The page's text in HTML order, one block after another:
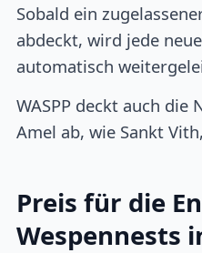
Sobald ein
abdeckt, wird jede
automatisch
WASPP deckt auch die
Amel ab, wie Sankt
Preis für die
Wespennests